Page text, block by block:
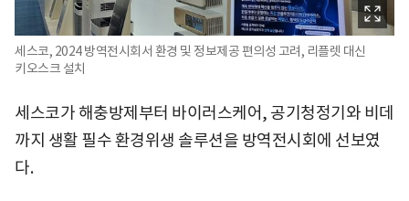
세스코, 2024 방역전시회서 환경 및 정보제공 편의성 고려, 리플렛 대신
키오스크 설치
세스코가 해충방제부터 바이러스케어, 공기청정기와 비데
까지 생활 필수 환경위생 솔루션을 방역전시회에 선보였
다.